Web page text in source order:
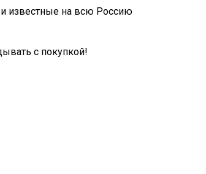
известные на всю Россию
с покупкой!